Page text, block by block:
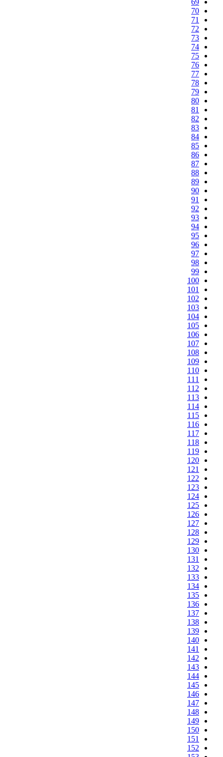
69
70
71
72
73
74
75
76
77
78
79
80
81
82
83
84
85
86
87
88
89
90
91
92
93
94
95
96
97
98
99
100
101
102
103
104
105
106
107
108
109
110
111
112
113
114
115
116
117
118
119
120
121
122
123
124
125
126
127
128
129
130
131
132
133
134
135
136
137
138
139
140
141
142
143
144
145
146
147
148
149
150
151
152